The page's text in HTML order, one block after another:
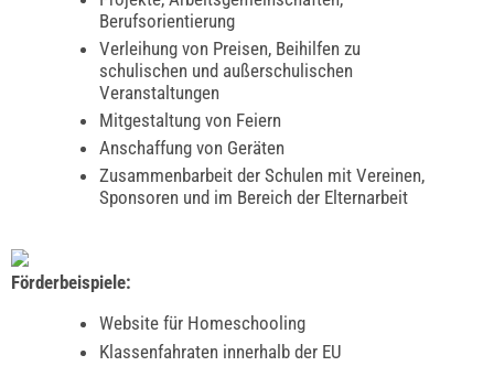
Berufsorientierung
Verleihung von Preisen, Beihilfen zu
schulischen und außerschulischen
Veranstaltungen
Mitgestaltung von Feiern
Anschaffung von Geräten
Zusammenbarbeit der Schulen mit Vereinen,
Sponsoren und im Bereich der Elternarbeit
Förderbeispiele:
Website für Homeschooling
Klassenfahraten innerhalb der EU